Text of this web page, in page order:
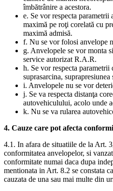
îmbătrânire a acestora.
e. Se vor respecta
maximă pe roţi corelată cu
maximă admisă.
f. Nu se vor folosi anvelope
g. Anvelopele se vor monta
service autorizat R.A.R.
h. Se vor respecta
suprasarcina,
i. Anvelopele nu se vor
j. Se va respecta distanţa
autovehiculului, acolo unde
k. Nu se va rularea
4. Cauze care pot afecta
4.1. In afara de situatiile de la Art.
conformitatea anvelopelor, si
conformitate numai daca dupa
mentionata in Art. 8.2 se constata
cauzata de una sau mai multe din